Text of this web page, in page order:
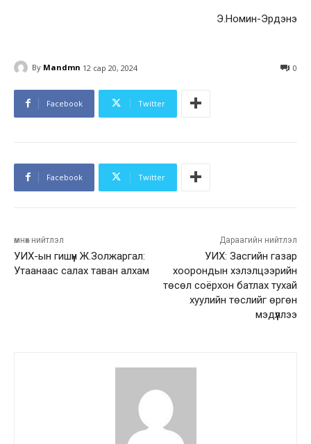
Э.Номин-Эрдэнэ
By Mandmn 12 сар 20, 2024 0
Facebook Twitter
Facebook Twitter
өмнөх нийтлэл
УИХ-ын гишүүн Ж.Золжаргал:
Утаанаас салах таван алхам
Дараагийн нийтлэл
УИХ: Засгийн газар
хоорондын хэлэлцээрийн
төсөл соёрхон батлах тухай
хуулийн төслийг өргөн
мэдүүллээ